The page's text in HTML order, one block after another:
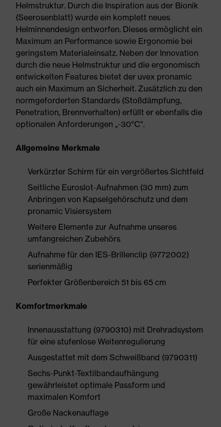
Helmstruktur. Durch die Inspiration aus der Bionik
(Seerosenblatt) wurde ein komplett neues
Helminnendesign entworfen. Dieses ermöglicht ein
Maximum an Performance sowie Ergonomie bei
geringstem Materialeinsatz. Neben der Innovation
durch die neue Helmstruktur und die ergonomisch
entwickelten Features bietet der uvex pronamic
auch ein Maximum an Sicherheit. Zusätzlich zu den
normgeforderten Standards (Stoßdämpfung,
Penetration, Brennverhalten) erfüllt er ebenfalls die
optionalen Anforderungen „-30°C“.
Allgemeine Merkmale
Verkürzter Schirm für ein vergrößertes Sichtfeld
Seitliche Euroslot-Aufnahmen (30 mm) zum
Anbringen von Kapselgehörschutz und dem
pronamic Visiersystem
Weitere Elemente zur Aufnahme unseres
umfangreichen Zubehörs
Aufnahme für den IES-Brillenclip (9772002)
serienmäßig
Perfekter Größenbereich 51 bis 65 cm
Komfortmerkmale
Innenausstattung (9790310) mit Drehradsystem
für eine stufenlose Weitenregulierung
Ausgestattet mit dem Schweißband (9790311)
Sechs-Punkt-Textilbandaufhängung
gewährleistet optimale Passform und
maximalen Komfort
Große Nackenauflage